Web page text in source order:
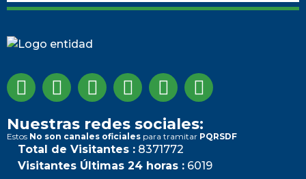
Nuestras redes sociales:
Estos No son canales oficiales para tramitar PQRSDF
Total de Visitantes : 8371772
Visitantes Últimas 24 horas : 6019